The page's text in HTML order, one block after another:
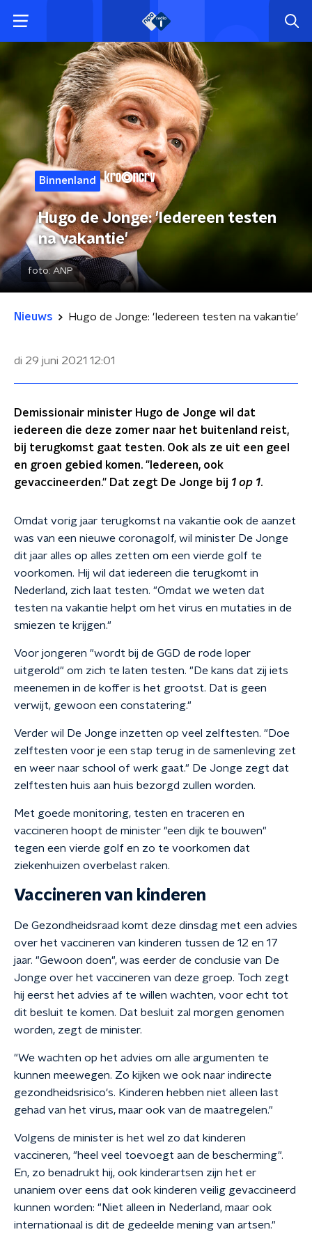
Binnenland
Hugo de Jonge: 'Iedereen testen
na vakantie'
foto: ANP
Nieuws Hugo de Jonge: 'Iedereen testen na vakantie'
di 29 juni 2021 12:01
Demissionair minister Hugo de Jonge wil dat
iedereen die deze zomer naar het buitenland reist,
bij terugkomst gaat testen. Ook als ze uit een geel
en groen gebied komen. "Iedereen, ook
gevaccineerden." Dat zegt De Jonge bij 1 op 1.
Omdat vorig jaar terugkomst na vakantie ook de aanzet
was van een nieuwe coronagolf, wil minister De Jonge
dit jaar alles op alles zetten om een vierde golf te
voorkomen. Hij wil dat iedereen die terugkomt in
Nederland, zich laat testen. "Omdat we weten dat
testen na vakantie helpt om het virus en mutaties in de
smiezen te krijgen."
Voor jongeren "wordt bij de GGD de rode loper
uitgerold" om zich te laten testen. "De kans dat zij iets
meenemen in de koffer is het grootst. Dat is geen
verwijt, gewoon een constatering."
Verder wil De Jonge inzetten op veel zelftesten. "Doe
zelftesten voor je een stap terug in de samenleving zet
en weer naar school of werk gaat." De Jonge zegt dat
zelftesten huis aan huis bezorgd zullen worden.
Met goede monitoring, testen en traceren en
vaccineren hoopt de minister "een dijk te bouwen"
tegen een vierde golf en zo te voorkomen dat
ziekenhuizen overbelast raken.
Vaccineren van kinderen
De Gezondheidsraad komt deze dinsdag met een advies
over het vaccineren van kinderen tussen de 12 en 17
jaar. "Gewoon doen", was eerder de conclusie van De
Jonge over het vaccineren van deze groep. Toch zegt
hij eerst het advies af te willen wachten, voor echt tot
dit besluit te komen. Dat besluit zal morgen genomen
worden, zegt de minister.
"We wachten op het advies om alle argumenten te
kunnen meewegen. Zo kijken we ook naar indirecte
gezondheidsrisico's. Kinderen hebben niet alleen last
gehad van het virus, maar ook van de maatregelen."
Volgens de minister is het wel zo dat kinderen
vaccineren, "heel veel toevoegt aan de bescherming".
En, zo benadrukt hij, ook kinderartsen zijn het er
unaniem over eens dat ook kinderen veilig gevaccineerd
kunnen worden: "Niet alleen in Nederland, maar ook
internationaal is dit de gedeelde mening van artsen."